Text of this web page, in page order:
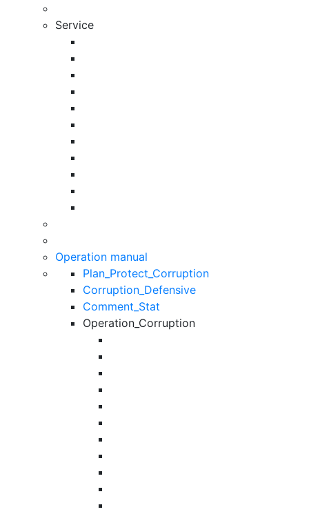
Service
Operation manual
Plan_Protect_Corruption
Corruption_Defensive
Comment_Stat
Operation_Corruption